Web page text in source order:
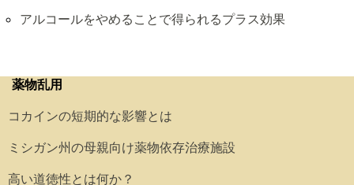
アルコールをやめることで得られるプラス効果
薬物乱用
コカインの短期的な影響とは
ミシガン州の母親向け薬物依存治療施設
高い道徳性とは何か？